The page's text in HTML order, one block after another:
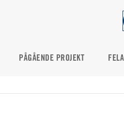
PÅGÅENDE PROJEKT